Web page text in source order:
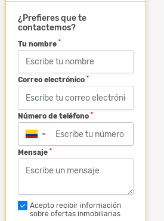
¿Prefieres que te
contactemos?
Tu nombre *
Correo electrónico *
Número de teléfono *
▼
Mensaje *
Acepto recibir información
sobre ofertas inmobiliarias